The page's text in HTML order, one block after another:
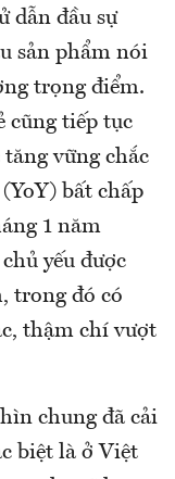
dẫn đầu sự
sản phẩm nói
trọng điểm.
cũng tiếp tục
vững chắc
bất chấp
1 năm
yếu được
trong đó có
thậm chí vượt
chung đã cải
biệt là ở Việt